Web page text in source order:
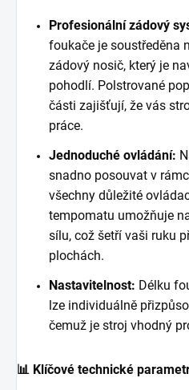
Profesionální zádový
foukače je soustředěna
zádový nosič, který je
pohodlí. Polstrované
části zajišťují, že vás
práce.
Jednoduché ovládání:
snadno posouvat v
všechny důležité
tempomatu umožňuje
sílu, což šetří vaši ruku
plochách.
Nastavitelnost: Délku
lze individuálně
čemuž je stroj vhodný
📊 Klíčové technické